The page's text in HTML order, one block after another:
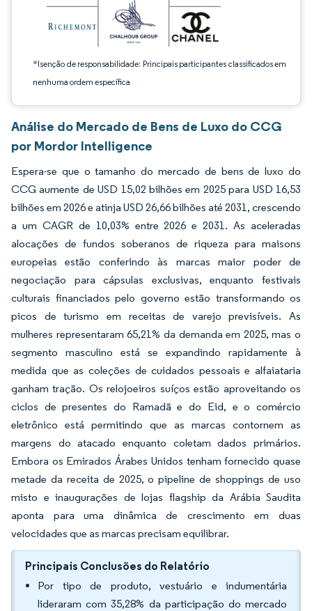
*Isenção de responsabilidade: Principais participantes classificados em
nenhuma ordem específica
Análise do Mercado de Bens de Luxo do CCG
por Mordor Intelligence
Espera-se que o tamanho do mercado de bens de luxo do
CCG aumente de USD 15,02 bilhões em 2025 para USD 16,53
bilhões em 2026 e atinja USD 26,66 bilhões até 2031, crescendo
a um CAGR de 10,03% entre 2026 e 2031. As aceleradas
alocações de fundos soberanos de riqueza para maisons
europeias estão conferindo às marcas maior poder de
negociação para cápsulas exclusivas, enquanto festivais
culturais financiados pelo governo estão transformando os
picos de turismo em receitas de varejo previsíveis. As
mulheres representaram 65,21% da demanda em 2025, mas o
segmento masculino está se expandindo rapidamente à
medida que as coleções de cuidados pessoais e alfaiataria
ganham tração. Os relojoeiros suíços estão aproveitando os
ciclos de presentes do Ramadã e do Eid, e o comércio
eletrônico está permitindo que as marcas contornem as
margens do atacado enquanto coletam dados primários.
Embora os Emirados Árabes Unidos tenham fornecido quase
metade da receita de 2025, o pipeline de shoppings de uso
misto e inaugurações de lojas flagship da Arábia Saudita
aponta para uma dinâmica de crescimento em duas
velocidades que as marcas precisam equilibrar.
Principais Conclusões do Relatório
Por tipo de produto, vestuário e indumentária
lideraram com 35,28% da participação do mercado